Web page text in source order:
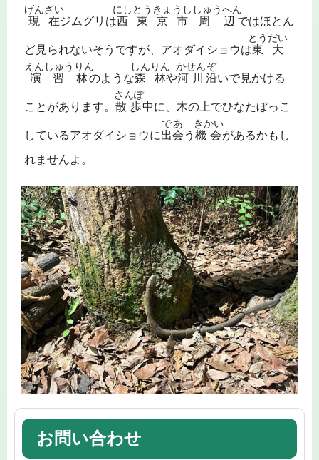
現在
げんざい
ジムグリは西東京市
にしとうきょうし
周辺
しゅうへん
ではほとん
ど見られないそうですが、アオダイショウは東大
とうだい
演習林
えんしゅうりん
のような森林
しんりん
や河川
かせん
沿
ぞ
いで見かける
ことがあります。 散歩
さんぽ
中に、木の上でひなたぼっこ
しているアオダイショウに出会
であ
う 機会
きかい
があるかもし
れませんよ。
お問い合わせ